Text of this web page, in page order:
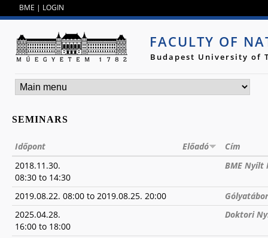
BME | LOGIN
FACULTY OF
Budapest University of
SEMINARS
Időpont Előadó
Cím
2018.11.30.
08:30 to 14:30
BME Nyílt
2019.08.22. 08:00 to 2019.08.25. 20:00
Gólyatábor
2025.04.28.
16:00 to 18:00
Doktori